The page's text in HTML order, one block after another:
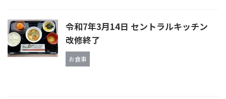
令和7年3月14日 セントラルキッチン
改修終了
お食事